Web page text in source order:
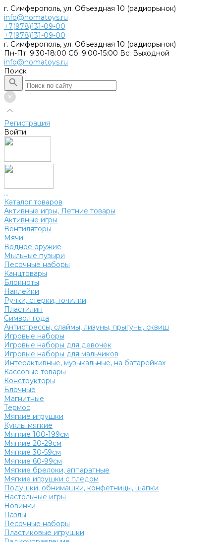
г. Симферополь, ул. Объездная 10 (радиорынок)
info@homatoys.ru
+7(978)131-09-00
+7(978)131-09-00
г. Симферополь, ул. Объездная 10 (радиорынок)
Пн-Пт: 9:30-18:00 Cб: 9:00-15:00 Вс: Выходной
info@homatoys.ru
Поиск
Регистрация
Войти
...
Каталог товаров
Активные игры, Летние товары
Активные игры
Вентиляторы
Мячи
Водное оружие
Мыльные пузыри
Песочные наборы
Канцтовары
Блокноты
Наклейки
Ручки, стерки, точилки
Пластилин
Символ года
Антистрессы, слаймы, лизуны, прыгуны, сквиш
Игровые наборы
Игровые наборы для девочек
Игровые наборы для мальчиков
Интерактивные, музыкальные, на батарейках
Кассовые товары
Конструкторы
Блочные
Магнитные
Термос
Мягкие игрушки
Куклы мягкие
Мягкие 100-199см
Мягкие 20-29см
Мягкие 30-59см
Мягкие 60-99см
Мягкие брелоки, аппаратные
Мягкие игрушки с пледом
Подушки, обнимашки, конфетницы, шапки
Настольные игры
Новинки
Пазлы
Песочные наборы
Пластиковые игрушки